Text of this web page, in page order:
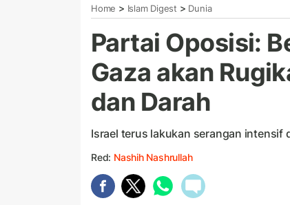
Home > Islam Digest > Dunia
Partai Oposisi:
Gaza akan
dan Darah
Israel terus lakukan serangan intensif
Red: Nashih Nashrullah